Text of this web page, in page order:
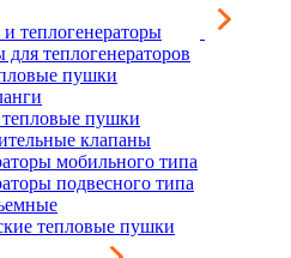
теплогенераторы
для теплогенераторов
пушки
пушки
клапаны
мобильного типа
подвесного типа
тепловые пушки